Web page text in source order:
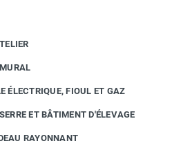
ÉLECTRIQUE, FIOUL ET GAZ
ET BÂTIMENT D'ÉLEVAGE
RAYONNANT